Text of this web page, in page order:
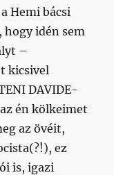
Hemi bácsi
idén sem
–
kicsivel
DAVIDE-
én kölkeimet
az övéit,
ez
is, igazi